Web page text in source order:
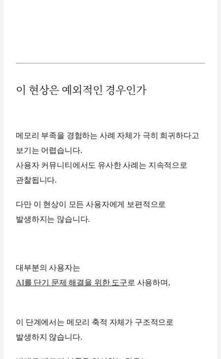
이 현상은 예외적인 경우인가
메모리 부족을 경험하는 사례 자체가 극히 희귀하다고
보기는 어렵습니다.
사용자 커뮤니티에서도 유사한 사례는 지속적으로
관찰됩니다.
다만 이 현상이 모든 사용자에게 보편적으로
발생하지는 않습니다.
대부분의 사용자는
AI를 단기 문제 해결을 위한 도구 로 사용하며,
이 단계에서는 메모리 축적 자체가 구조적으로
발생하지 않습니다.